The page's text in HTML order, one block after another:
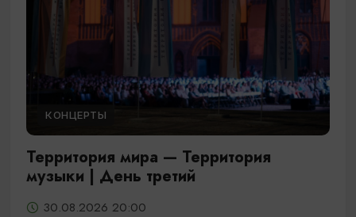
КОНЦЕРТЫ
Территория мира — Территория
музыки | День третий
30.08.2026 20:00